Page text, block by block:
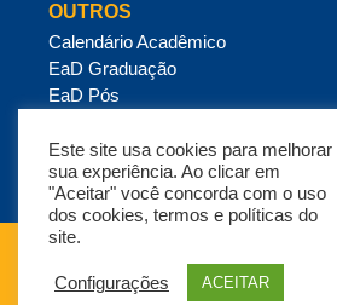
OUTROS
Calendário Acadêmico
EaD Graduação
EaD Pós
Política de Privacidade
Copyright ESUP © 2026 – Todos os
Este site usa cookies para melhorar
sua experiência. Ao clicar em
"Aceitar" você concorda com o uso
dos cookies, termos e políticas do
site.
Configurações ACEITAR